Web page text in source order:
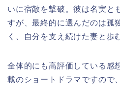
いに宿敵を撃破。彼は名実と
すが、最終的に選んだのは孤
く、自分を支え続けた妻と歩
全体的にも高評価している感
載のショートドラマですので